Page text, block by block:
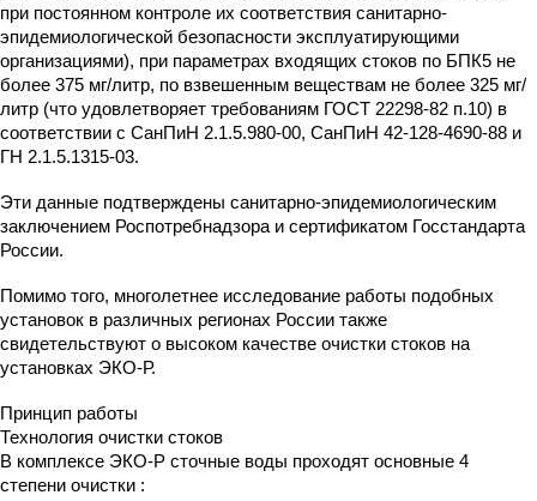
при постоянном контроле их соответствия санитарно-
эпидемиологической безопасности эксплуатирующими
организациями), при параметрах входящих стоков по БПК5 не
более 375 мг/литр, по взвешенным веществам не более 325 мг/
литр (что удовлетворяет требованиям ГОСТ 22298-82 п.10) в
соответствии с СанПиН 2.1.5.980-00, СанПиН 42-128-4690-88 и
ГН 2.1.5.1315-03.
Эти данные подтверждены санитарно-эпидемиологическим
заключением Роспотребнадзора и сертификатом Госстандарта
России.
Помимо того, многолетнее исследование работы подобных
установок в различных регионах России также
свидетельствуют о высоком качестве очистки стоков на
установках ЭКО-Р.
Принцип работы
Технология очистки стоков
В комплексе ЭКО-Р сточные воды проходят основные 4
степени очистки :